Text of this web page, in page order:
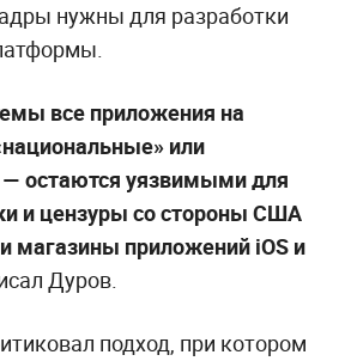
нужны для разработки
все приложения на
или
— остаются уязвимыми для
и цензуры со стороны США
магазины приложений iOS и
Дуров.
подход, при котором